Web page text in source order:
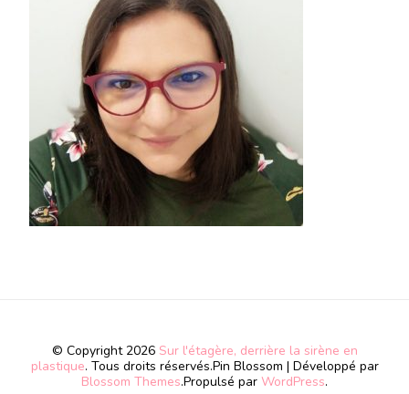
© Copyright 2026 Sur l'étagère, derrière la sirène en
plastique. Tous droits réservés.Pin Blossom | Développé par
Blossom Themes.Propulsé par WordPress.